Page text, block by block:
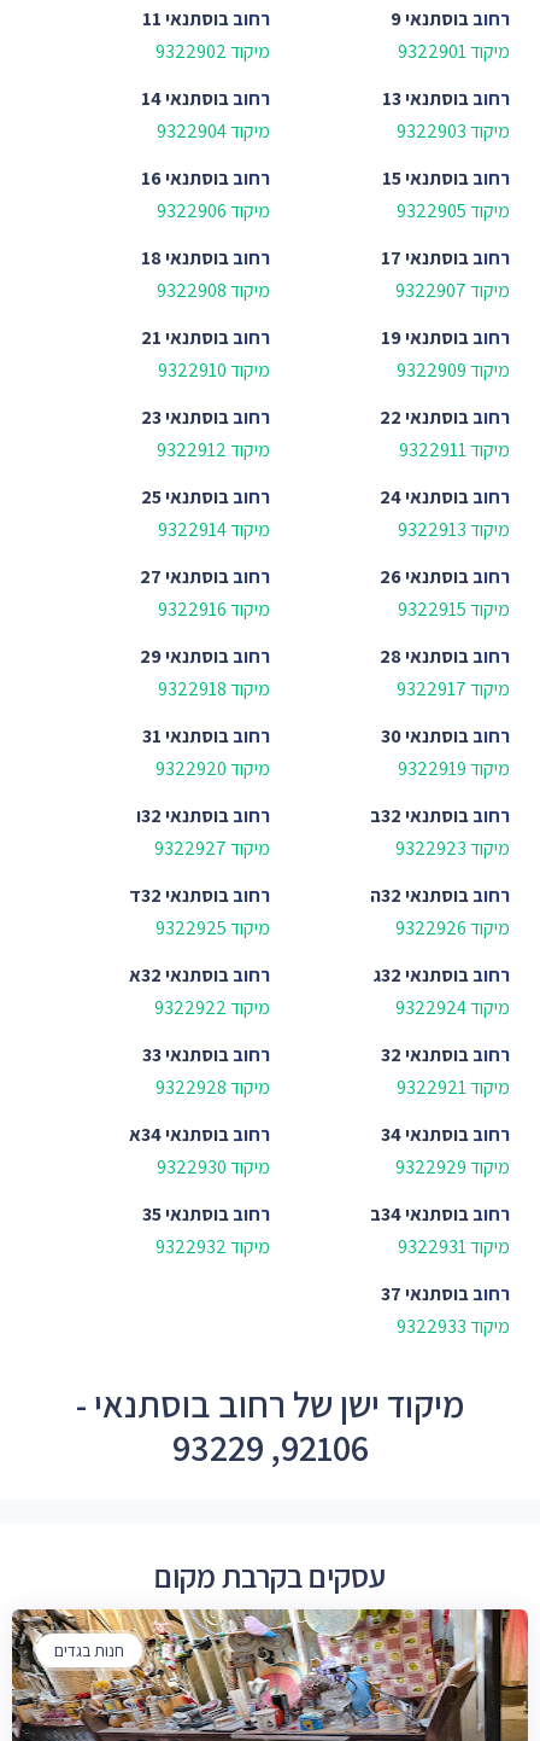
רחובבוסתנאי 9
מיקוד 9322901
רחובבוסתנאי 11
מיקוד 9322902
רחובבוסתנאי 13
מיקוד 9322903
רחובבוסתנאי 14
מיקוד 9322904
רחובבוסתנאי 15
מיקוד 9322905
רחובבוסתנאי 16
מיקוד 9322906
רחובבוסתנאי 17
מיקוד 9322907
רחובבוסתנאי 18
מיקוד 9322908
רחובבוסתנאי 19
מיקוד 9322909
רחובבוסתנאי 21
מיקוד 9322910
רחובבוסתנאי 22
מיקוד 9322911
רחובבוסתנאי 23
מיקוד 9322912
רחובבוסתנאי 24
מיקוד 9322913
רחובבוסתנאי 25
מיקוד 9322914
רחובבוסתנאי 26
מיקוד 9322915
רחובבוסתנאי 27
מיקוד 9322916
רחובבוסתנאי 28
מיקוד 9322917
רחובבוסתנאי 29
מיקוד 9322918
רחובבוסתנאי 30
מיקוד 9322919
רחובבוסתנאי 31
מיקוד 9322920
רחובבוסתנאי 32ב
מיקוד 9322923
רחובבוסתנאי 32ו
מיקוד 9322927
רחובבוסתנאי 32ה
מיקוד 9322926
רחובבוסתנאי 32ד
מיקוד 9322925
רחובבוסתנאי 32ג
מיקוד 9322924
רחובבוסתנאי 32א
מיקוד 9322922
רחובבוסתנאי 32
מיקוד 9322921
רחובבוסתנאי 33
מיקוד 9322928
רחובבוסתנאי 34
מיקוד 9322929
רחובבוסתנאי 34א
מיקוד 9322930
רחובבוסתנאי 34ב
מיקוד 9322931
רחובבוסתנאי 35
מיקוד 9322932
רחובבוסתנאי 37
מיקוד 9322933
מיקוד ישן של רחוב בוסתנאי -
92106, 93229
עסקים בקרבת מקום
חנות בגדים